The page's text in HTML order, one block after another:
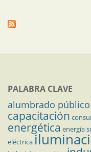
PALABRA CLAVE
alumbrado público
capacitación
energética energía
eléctrica